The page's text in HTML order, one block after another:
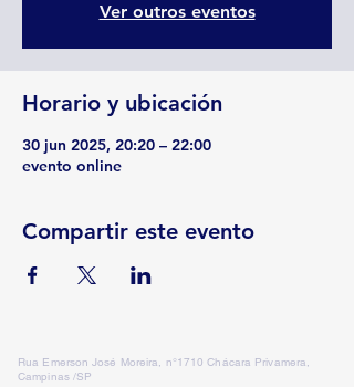
Ver outros eventos
Horario y ubicación
30 jun 2025, 20:20 – 22:00
evento online
Compartir este evento
Rua Emerson José Moreira, n°1710 Chácara Privamera,
Campinas /SP